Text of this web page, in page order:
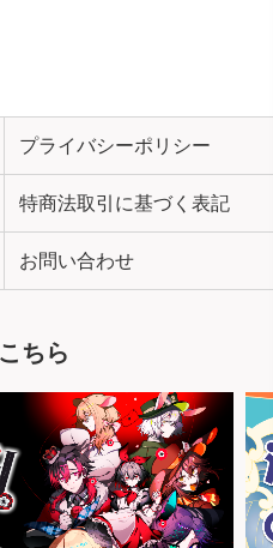
プライバシーポリシー
特商法取引に基づく表記
お問い合わせ
ちら